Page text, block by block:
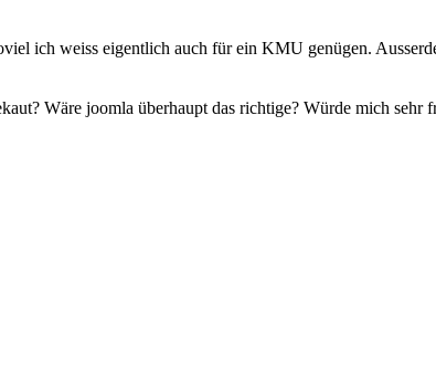
ich weiss eigentlich auch für ein KMU genügen.
Wäre joomla überhaupt das richtige? Würde mich sehr